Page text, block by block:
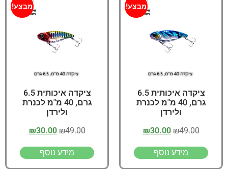
מבצע!
ציקדה איכותית 6.5
גרם, 40 מ"מ לכנרת
ולירדן
₪49.00
₪30.00
מידע נוסף
מבצע!
ציקדה איכותית 6.5
גרם, 40 מ"מ לכנרת
ולירדן
₪49.00
₪30.00
מידע נוסף